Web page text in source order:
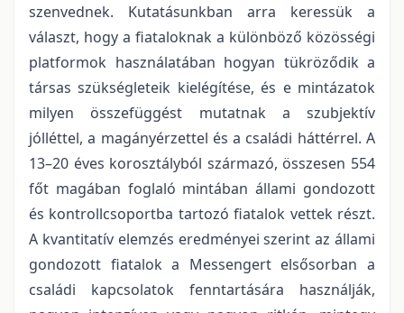
szenvednek. Kutatásunkban arra keressük a
választ, hogy a fiataloknak a különböző közösségi
platformok használatában hogyan tükröződik a
társas szükségleteik kielégítése, és e mintázatok
milyen összefüggést mutatnak a szubjektív
jólléttel, a magányérzettel és a családi háttérrel. A
13–20 éves korosztályból származó, összesen 554
főt magában foglaló mintában állami gondozott
és kontrollcsoportba tartozó fiatalok vettek részt.
A kvantitatív elemzés eredményei szerint az állami
gondozott fiatalok a Messengert elsősorban a
családi kapcsolatok fenntartására használják,